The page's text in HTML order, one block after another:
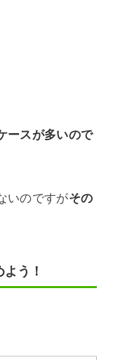
ースが多いので
いのですがその
う！